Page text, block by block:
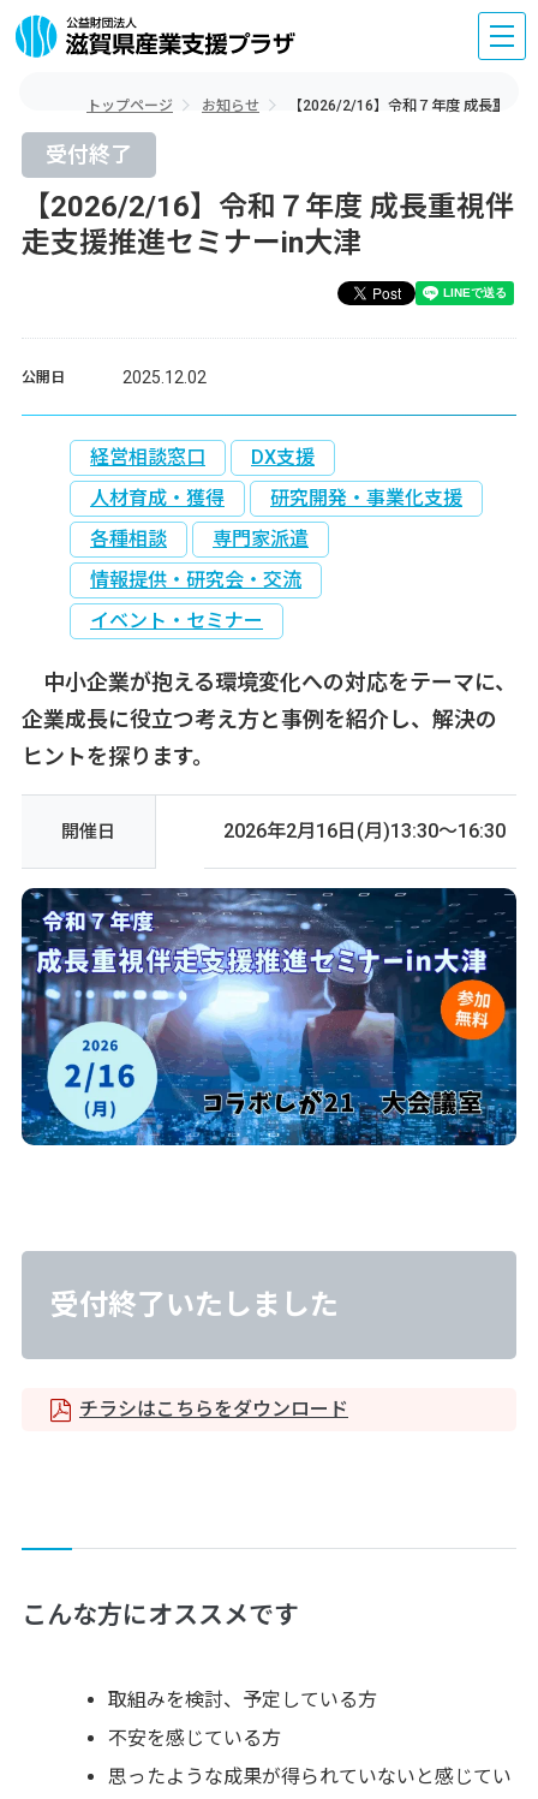
トップページ お知らせ 【2026/2/16】令和７年度 成長重視
受付終了
【2026/2/16】令和７年度 成長重視伴
走支援推進セミナーin大津
公開日 2025.12.02
経営相談窓口
DX支援
人材育成・獲得
研究開発・事業化支援
各種相談
専門家派遣
情報提供・研究会・交流
イベント・セミナー
中小企業が抱える環境変化への対応をテーマに、
企業成長に役立つ考え方と事例を紹介し、解決の
ヒントを探ります。
開催日 2026年2月16日(月)13:30～16:30
受付終了いたしました
チラシはこちらをダウンロード
こんな方にオススメです
取組みを検討、予定している方
不安を感じている方
思ったような成果が得られていないと感じてい